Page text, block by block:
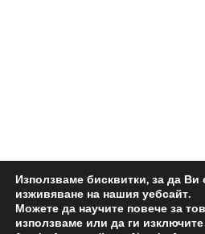
Използваме бисквитки, за да
изживяване на нашия уебсайт.
Можете да научите повече за
използваме или да ги